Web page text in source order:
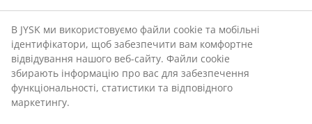
В JYSK ми використовуємо файли cookie та мобільні
ідентифікатори, щоб забезпечити вам комфортне
відвідування нашого веб-сайту. Файли cookie
збирають інформацію про вас для забезпечення
функціональності, статистики та відповідного
маркетингу.